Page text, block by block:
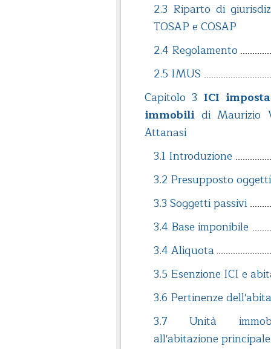
2.3 Riparto di
TOSAP e COSAP
2.4 Regolamento
2.5 IMUS
Capitolo 3 ICI
immobilidi Maurizio
Attanasi
3.1 Introduzione
3.2 Presupposto
3.3 Soggetti passivi
3.4 Base imponibile
3.4 Aliquota
3.5 Esenzione ICI e
3.6 Pertinenze
3.7 Unità
all'abitazione principale